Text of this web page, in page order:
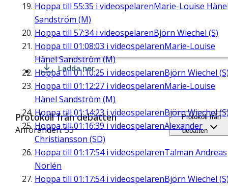
Hoppa till 55:35 i videospelarenMarie-Louise
Sandström (M)
Hoppa till 57:34i videospelarenBjörn Wiechel (S)
Hoppa till 01:08:03 i videospelarenMarie-Louise
Hänel Sandström (M)
Hoppa till01:10:25 i videospelarenBjörn Wiechel
Hoppa till 01:12:27 i videospelarenMarie-Louise
Hänel Sandström (M)
Hoppa till 01:14:23 i videospelarenBjörn Wiechel
Hoppa till01:16:39 i videospelarenAlexander
Christiansson (SD)
Hoppa till 01:17:54i videospelarenTalman Andreas
Norlén
Hoppa till 01:17:54i videospelarenBjörn Wiechel
Ladda ner
Protokoll från debatten
Anföranden: 53
Protokoll från
debatten